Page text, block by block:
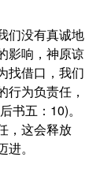
没有真诚地
影响，神原谅
找借口，我们
为负责任，
书五：10)。
，这会释放
。